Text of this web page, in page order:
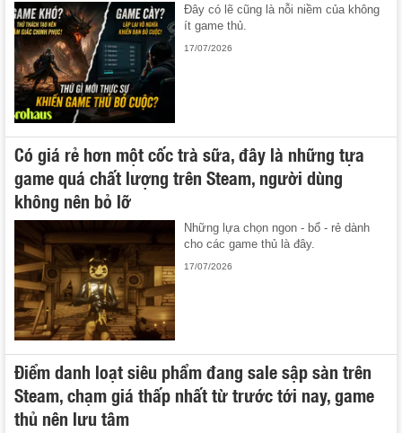
Đây có lẽ cũng là nỗi niềm của không
ít game thủ.
17/07/2026
Có giá rẻ hơn một cốc trà sữa, đây là những tựa
game quá chất lượng trên Steam, người dùng
không nên bỏ lỡ
Những lựa chọn ngon - bổ - rẻ dành
cho các game thủ là đây.
17/07/2026
Điểm danh loạt siêu phẩm đang sale sập sàn trên
Steam, chạm giá thấp nhất từ trước tới nay, game
thủ nên lưu tâm